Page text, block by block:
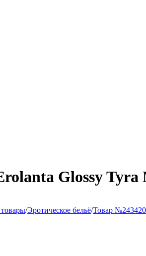
Glossy Tyra
/Эротическое бельё/Товар